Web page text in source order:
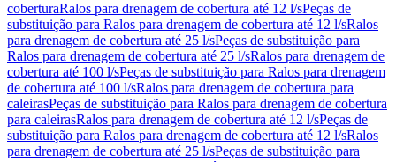
coberturaRalos para drenagem de cobertura até 12 l/sPeças de
substituição para Ralos para drenagem de cobertura até 12 l/sRalos
para drenagem de cobertura até 25 l/sPeças de substituição para
Ralos para drenagem de cobertura até 25 l/sRalos para drenagem de
cobertura até 100 l/sPeças de substituição para Ralos para drenagem
de cobertura até 100 l/sRalos para drenagem de cobertura para
caleirasPeças de substituição para Ralos para drenagem de cobertura
para caleirasRalos para drenagem de cobertura até 12 l/sPeças de
substituição para Ralos para drenagem de cobertura até 12 l/sRalos
para drenagem de cobertura até 25 l/sPeças de substituição para